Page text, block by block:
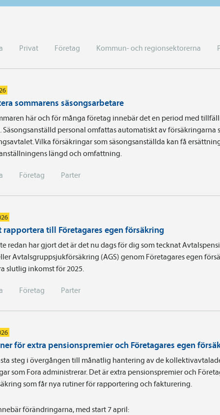
Privat Företag Kommun- och regionsektorerna
sommarens säsongsarbetare
här och för många företag innebär det en period med
Säsongsanställd personal omfattas automatiskt av försäkringarna
Vilka försäkringar som säsongsanställda kan få
längd och omfattning.
Företag Parter
rapportera till Företagares egen försäkring
redan har gjort det är det nu dags för dig som tecknat
Avtalsgruppsjukförsäkring (AGS) genom Företagares egen
slutlig inkomst för 2025.
Företag Parter
för extra pensionspremier och Företagares egen
steg i övergången till månatlig hantering av de
som Fora administrerar. Det är extra pensionspremier och
som får nya rutiner för rapportering och fakturering.
förändringarna, med start 7 april: